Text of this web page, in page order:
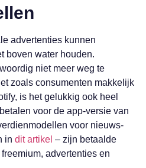
advertenties kunnen
boven water houden.
niet meer weg te
zoals consumenten makkelijk
is het gelukkig ook heel
voor de app-versie van
voor nieuws-
in dit artikel – zijn betaalde
advertenties en